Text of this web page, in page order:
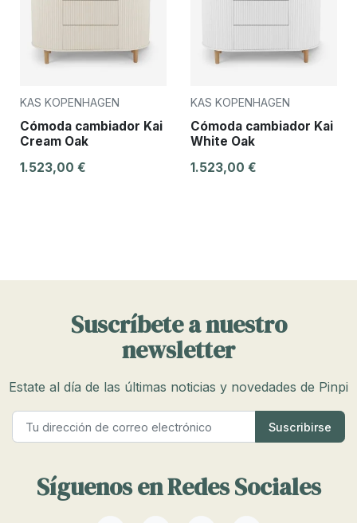
KAS KOPENHAGEN
Cómoda cambiador Kai
Cream Oak
1.523,00 €
KAS KOPENHAGEN
Cómoda cambiador Kai
White Oak
1.523,00 €
Suscríbete a nuestro
newsletter
Estate al día de las últimas noticias y novedades de Pinpi
Síguenos en Redes Sociales